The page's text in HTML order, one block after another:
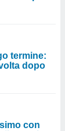
termine:
dopo
con